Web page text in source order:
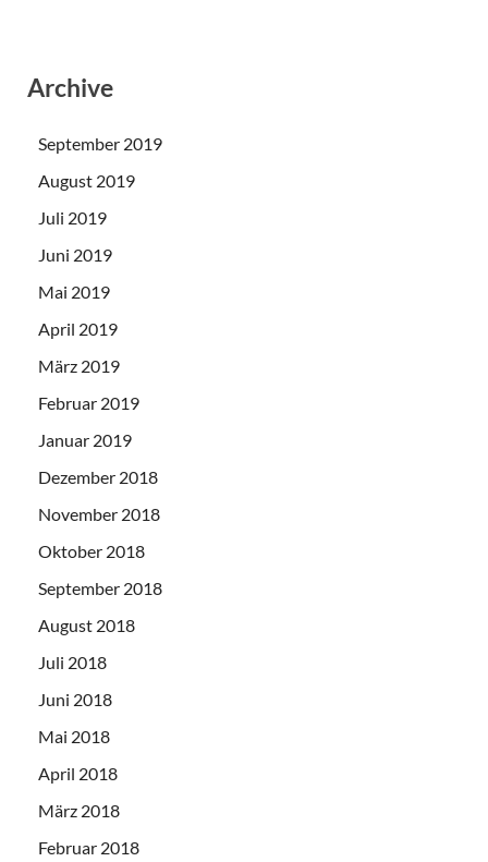
Archive
September 2019
August 2019
Juli 2019
Juni 2019
Mai 2019
April 2019
März 2019
Februar 2019
Januar 2019
Dezember 2018
November 2018
Oktober 2018
September 2018
August 2018
Juli 2018
Juni 2018
Mai 2018
April 2018
März 2018
Februar 2018